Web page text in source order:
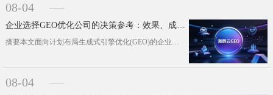
08-04
企业选择GEO优化公司的决策参考：效果、成本与风险评估
摘要本文面向计划布局生成式引擎优化(GEO)的企业决策者，搭建一套客观、落地的评估思路。我们将梳理GEO与传统SEO的核心价值···
08-04